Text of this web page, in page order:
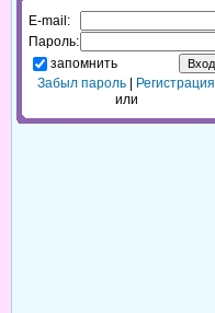
E-mail:
Пароль:
запомнить
Забыл пароль
Регистрация
или